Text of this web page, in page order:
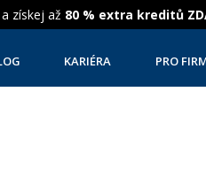
a získej až 80 % extra kreditů
KARIÉRA PRO